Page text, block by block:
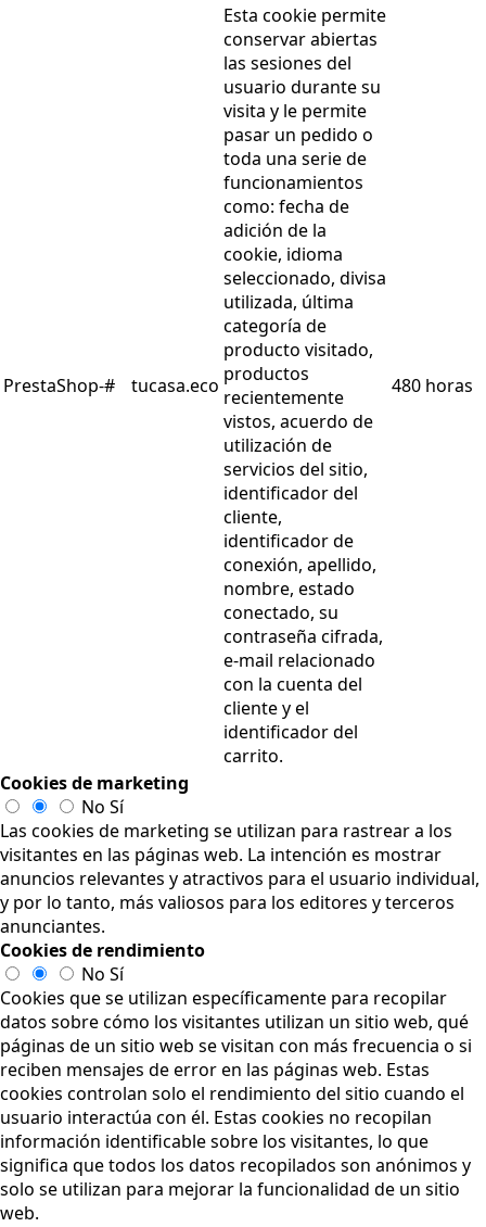
PrestaShop-# tucasa.eco
Esta cookie permite
conservar abiertas
las sesiones del
usuario durante su
visita y le permite
pasar un pedido o
toda una serie de
funcionamientos
como: fecha de
adición de la
cookie, idioma
seleccionado, divisa
utilizada, última
categoría de
producto visitado,
productos
recientemente
vistos, acuerdo de
utilización de
servicios del sitio,
identificador del
cliente,
identificador de
conexión, apellido,
nombre, estado
conectado, su
contraseña cifrada,
e-mail relacionado
con la cuenta del
cliente y el
identificador del
carrito.
480 horas
Cookies de marketing
No Sí
Las cookies de marketing se utilizan para rastrear a los
visitantes en las páginas web. La intención es mostrar
anuncios relevantes y atractivos para el usuario individual,
y por lo tanto, más valiosos para los editores y terceros
anunciantes.
Cookies de rendimiento
No Sí
Cookies que se utilizan específicamente para recopilar
datos sobre cómo los visitantes utilizan un sitio web, qué
páginas de un sitio web se visitan con más frecuencia o si
reciben mensajes de error en las páginas web. Estas
cookies controlan solo el rendimiento del sitio cuando el
usuario interactúa con él. Estas cookies no recopilan
información identificable sobre los visitantes, lo que
significa que todos los datos recopilados son anónimos y
solo se utilizan para mejorar la funcionalidad de un sitio
web.